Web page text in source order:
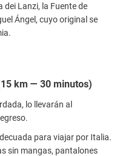
dei Lanzi, la Fuente de
Ángel, cuyo original se
km — 30 minutos)
lo llevarán al
para viajar por Italia.
sin mangas, pantalones